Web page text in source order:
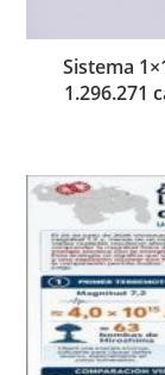
Sistema
1.296.271